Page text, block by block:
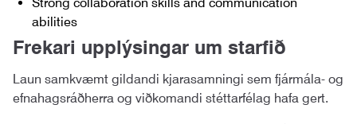
abilities
Frekari upplýsingar um starfið
Laun samkvæmt gildandi kjarasamningi sem fjármála- og
efnahagsráðherra og viðkomandi stéttarfélag hafa gert.